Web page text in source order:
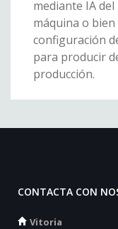
mediante IA
máquina o bien
configuración
para producir
producción.
CONTACTA CON
Vitoria